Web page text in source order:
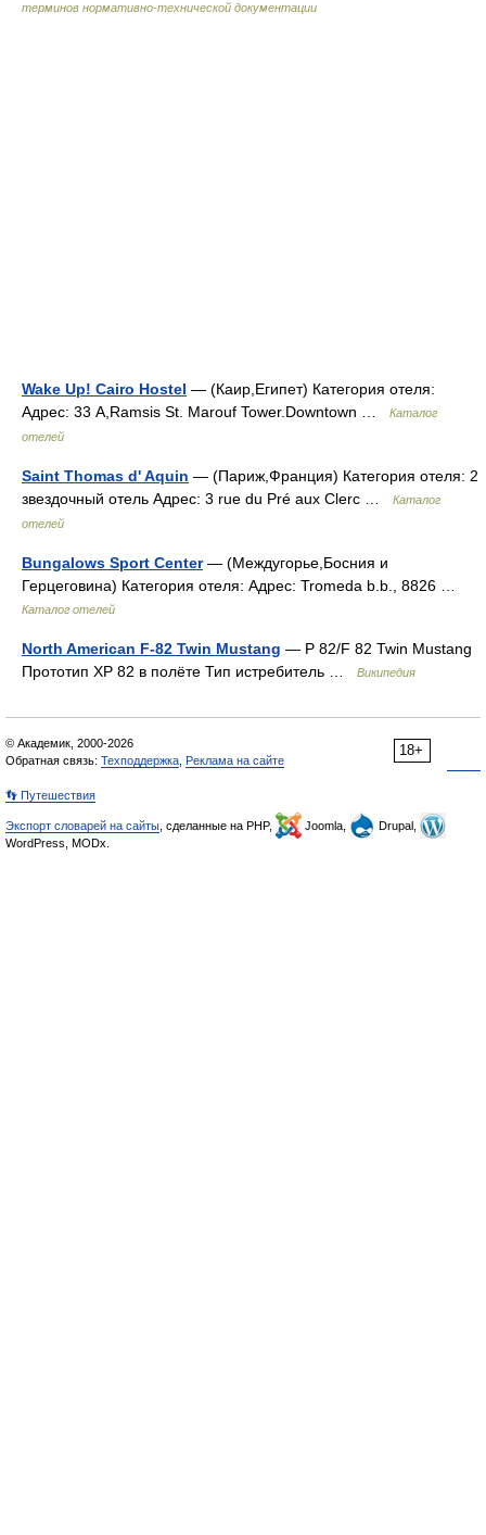
терминов нормативно-технической документации
Wake Up! Cairo Hostel — (Каир,Египет) Категория отеля:
Адрес: 33 A,Ramsis St. Marouf Tower.Downtown …
Каталог
отелей
Saint Thomas d' Aquin — (Париж,Франция) Категория отеля: 2
звездочный отель Адрес: 3 rue du Pré aux Clerc …
Каталог
отелей
Bungalows Sport Center— (Междугорье,Босния и
Герцеговина) Категория отеля: Адрес: Tromeda b.b., 8826 …
Каталог отелей
North American F-82 Twin Mustang — P 82/F 82 Twin Mustang
Прототип XP 82 в полёте Тип истребитель …
Википедия
18+
© Академик, 2000-2026
Обратная связь: Техподдержка Реклама на сайте
👣 Путешествия
Экспорт словарей на сайты , сделанные на PHP, Joomla,
Drupal,
WordPress, MODx.